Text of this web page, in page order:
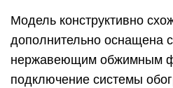
Модель конструктивно
дополнительно оснащена
нержавеющим обжимным
подключение системы